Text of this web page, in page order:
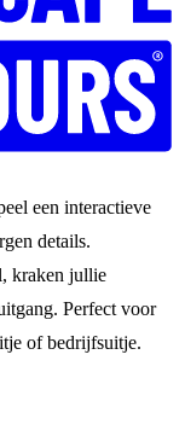
een interactieve
details.
kraken jullie
Perfect voor
of bedrijfsuitje.